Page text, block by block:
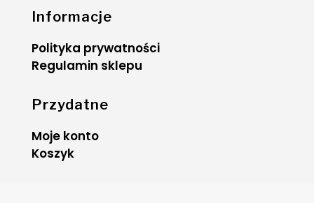
Informacje
Polityka prywatności
Regulamin sklepu
Przydatne
Moje konto
Koszyk